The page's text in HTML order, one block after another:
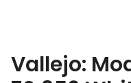
Vallejo: